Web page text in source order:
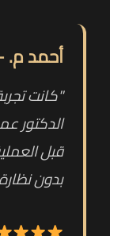
أحمد م.
"كانت
الدكتور
بدون